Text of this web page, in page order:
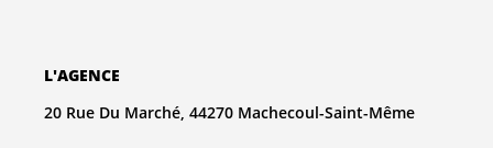
L'AGENCE
20 Rue Du Marché, 44270 Machecoul-Saint-Même